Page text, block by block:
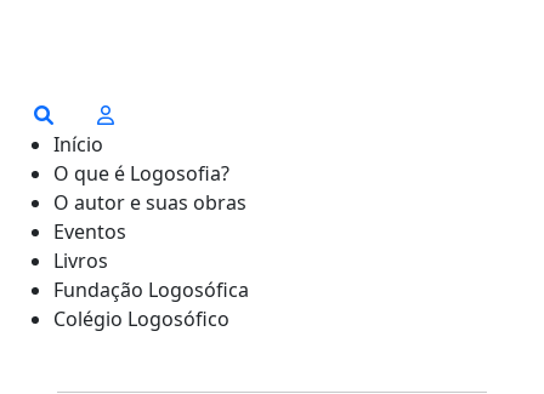
Início
O que é Logosofia?
O autor e suas obras
Eventos
Livros
Fundação Logosófica
Colégio Logosófico